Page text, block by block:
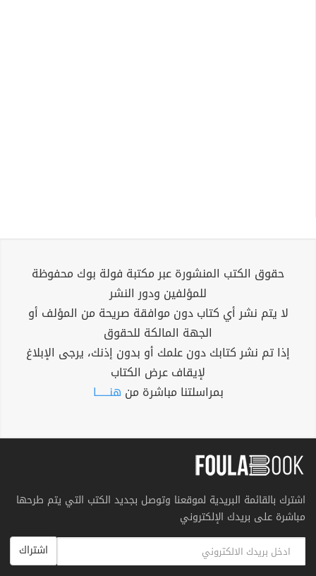
حقوق الكتب المنشورة عبر مكتبة فولة بوك محفوظة
للمؤلفين ودور النشر
لا يتم نشر أي كتاب دون موافقة صريحة من المؤلف أو
الجهة المالكة للحقوق
إذا تم نشر كتابك دون علمك أو بدون إذنك، يرجى الإبلاغ
لإيقاف عرض الكتاب
بمراسلتنا مباشرة من هنــــــا
اشترك بالقائمة البريدية لموقعنا وتوصل بجديد الكتب التي يتم طرحها
مباشرة على بريدك الإلكتروني
اشتراك